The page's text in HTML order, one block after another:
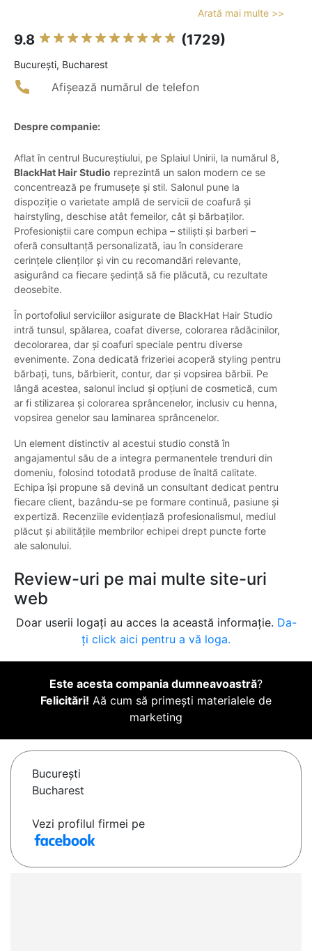
Arată mai multe >>
9.8 (1729)
Bucureşti, Bucharest
Afișează numărul de telefon
Despre companie:
Aflat în centrul Bucureștiului, pe Splaiul Unirii, la numărul 8,
BlackHat Hair Studio reprezintă un salon modern ce se
concentrează pe frumusețe și stil. Salonul pune la
dispoziție o varietate amplă de servicii de coafură și
hairstyling, deschise atât femeilor, cât și bărbaților.
Profesioniștii care compun echipa – stiliști și barberi –
oferă consultanță personalizată, iau în considerare
cerințele clienților și vin cu recomandări relevante,
asigurând ca fiecare ședință să fie plăcută, cu rezultate
deosebite.
În portofoliul serviciilor asigurate de BlackHat Hair Studio
intră tunsul, spălarea, coafat diverse, colorarea rădăcinilor,
decolorarea, dar și coafuri speciale pentru diverse
evenimente. Zona dedicată frizeriei acoperă styling pentru
bărbați, tuns, bărbierit, contur, dar și vopsirea bărbii. Pe
lângă acestea, salonul includ și opțiuni de cosmetică, cum
ar fi stilizarea și colorarea sprâncenelor, inclusiv cu henna,
vopsirea genelor sau laminarea sprâncenelor.
Un element distinctiv al acestui studio constă în
angajamentul său de a integra permanentele trenduri din
domeniu, folosind totodată produse de înaltă calitate.
Echipa își propune să devină un consultant dedicat pentru
fiecare client, bazându-se pe formare continuă, pasiune și
expertiză. Recenziile evidențiază profesionalismul, mediul
plăcut și abilitățile membrilor echipei drept puncte forte
ale salonului.
Review-uri pe mai multe site-uri
web
Doar userii logați au acces la această informație. Da-
ți click aici pentru a vă loga.
Este acesta compania dumneavoastră?
Felicitări! Aă cum să primești materialele de
marketing
Bucureşti
Bucharest
Vezi profilul firmei pe